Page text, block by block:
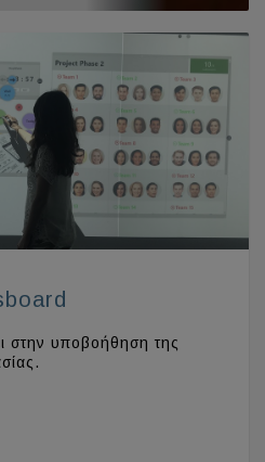
στην υποβοήθηση της